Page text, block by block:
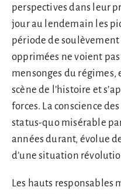
perspectives dans leur
jour au lendemain les
période de
opprimées ne voient
mensonges du régimes,
scène de l’histoire et
forces. La conscience
status-quo misérable
années durant, évolue
d’une situation
Les hauts responsables